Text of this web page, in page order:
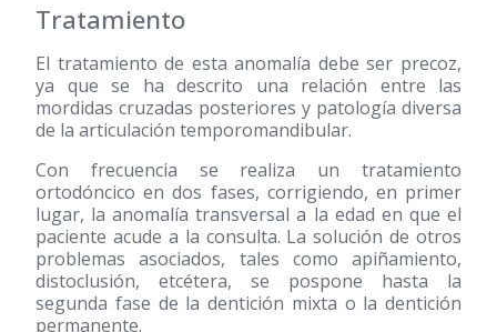
Tratamiento
El tratamiento de esta anomalía debe ser precoz,
ya que se ha descrito una relación entre las
mordidas cruzadas posteriores y patología diversa
de la articulación temporomandibular.
Con frecuencia se realiza un tratamiento
ortodóncico en dos fases, corrigiendo, en primer
lugar, la anomalía transversal a la edad en que el
paciente acude a la consulta. La solución de otros
problemas asociados, tales como apiñamiento,
distoclusión, etcétera, se pospone hasta la
segunda fase de la dentición mixta o la dentición
permanente.